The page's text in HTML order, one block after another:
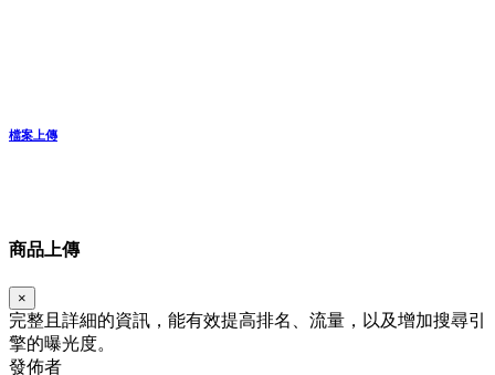
檔案上傳
商品上傳
×
完整且詳細的資訊，能有效提高排名、流量，以及增加搜尋引
擎的曝光度。
發佈者